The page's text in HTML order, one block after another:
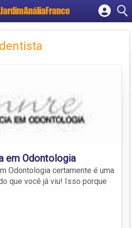
JardimAnáliaFranco
Cadastrar empresa
Criar conta
em Odontologia
Odontologia certamente é uma
que você já viu! Isso porque